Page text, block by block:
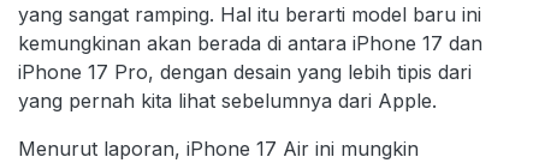
yang sangat ramping. Hal itu berarti model baru ini
kemungkinan akan berada di antara iPhone 17 dan
iPhone 17 Pro, dengan desain yang lebih tipis dari
yang pernah kita lihat sebelumnya dari Apple.
Menurut laporan, iPhone 17 Air ini mungkin